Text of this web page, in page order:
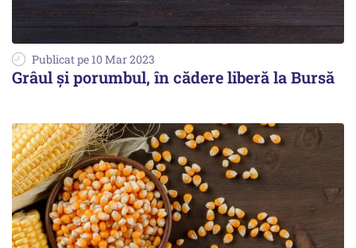
Publicat pe 10 Mar 2023
Grâul şi porumbul, în cădere liberă la Bursă